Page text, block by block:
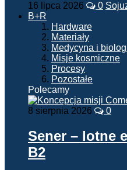
16 lipca 2026 0
B+R
Hardware
Materiały
Medycyna i
Misje kosmiczne
Procesy
Pozostałe
Polecamy
8 sierpnia 2026 0
Sener – lotne
B2